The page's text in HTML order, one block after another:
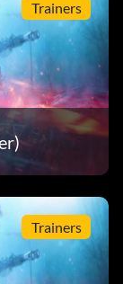
Trainers
Trainers